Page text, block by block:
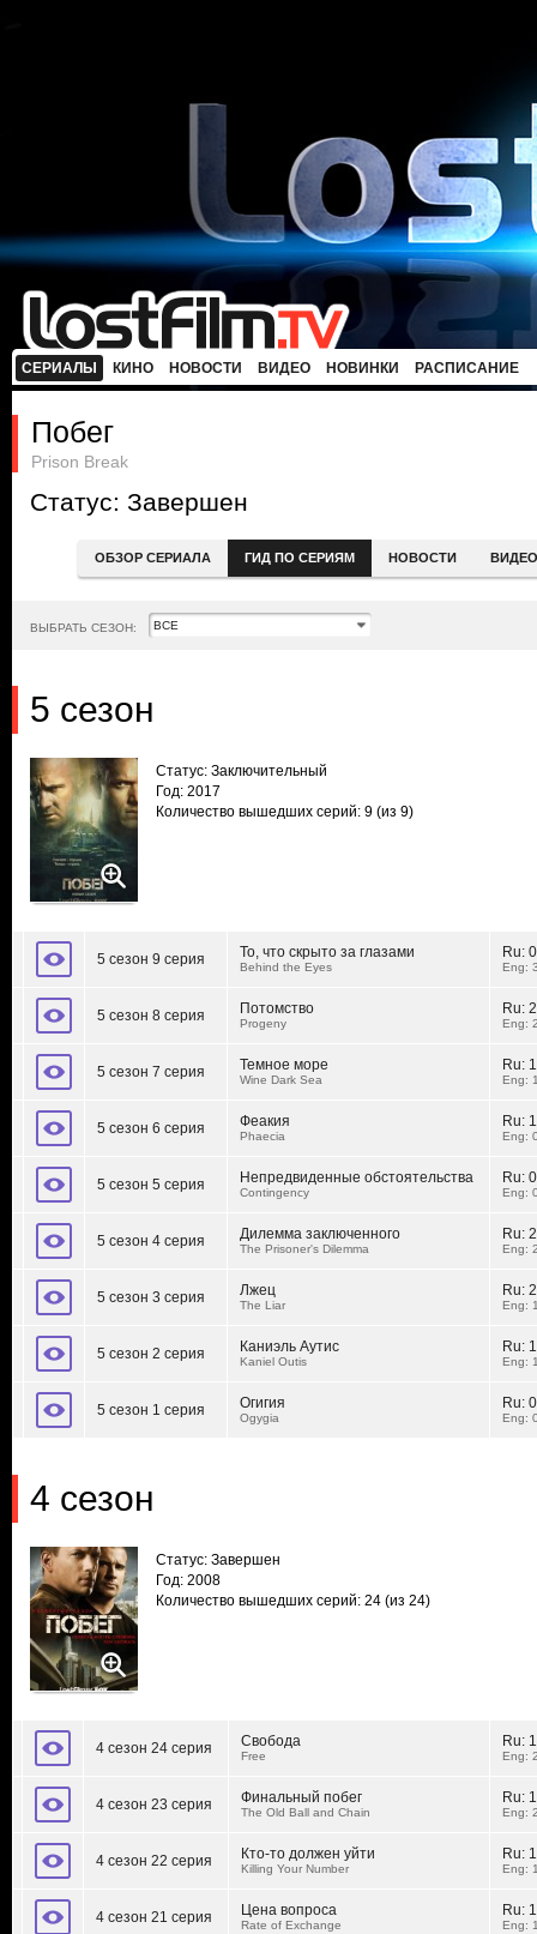
СЕРИАЛЫ КИНО НОВОСТИ ВИДЕО НОВИНКИ РАСПИСАНИЕ
Побег
Prison Break
Статус: Завершен
ОБЗОР СЕРИАЛА ГИД ПО СЕРИЯМ НОВОСТИ ВИДЕО
ВЫБРАТЬ СЕЗОН:
5 сезон
Статус: Заключительный
Год: 2017
Количество вышедших серий: 9 (из 9)
5 сезон 9 серия То, что скрыто за глазами
Behind the Eyes
Ru:
Eng:
5 сезон 8 серия Потомство
Progeny
Ru:
Eng:
5 сезон 7 серия Темное море
Wine Dark Sea
Ru:
Eng:
5 сезон 6 серия Феакия
Phaecia
Ru:
Eng:
5 сезон 5 серия Непредвиденные обстоятельства
Contingency
Ru:
Eng:
5 сезон 4 серия Дилемма заключенного
The Prisoner's Dilemma
Ru:
Eng:
5 сезон 3 серия Лжец
The Liar
Ru:
Eng:
5 сезон 2 серия Каниэль Аутис
Kaniel Outis
Ru:
Eng:
5 сезон 1 серия Огигия
Ogygia
Ru:
Eng:
4 сезон
Статус: Завершен
Год: 2008
Количество вышедших серий: 24 (из 24)
4 сезон 24 серия Свобода
Free
Ru:
Eng:
4 сезон 23 серия Финальный побег
The Old Ball and Chain
Ru:
Eng:
4 сезон 22 серия Кто-то должен уйти
Killing Your Number
Ru:
Eng:
4 сезон 21 серия Цена вопроса
Rate of Exchange
Ru:
Eng: